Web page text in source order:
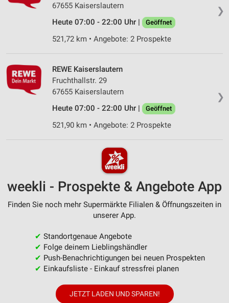
❯
67655 Kaiserslautern
Heute 07:00 - 22:00 Uhr |
Geöffnet
521,72 km • Angebote: 2 Prospekte
❯
REWE Kaiserslautern
Fruchthallstr. 29
67655 Kaiserslautern
Heute 07:00 - 22:00 Uhr |
Geöffnet
521,90 km • Angebote: 2 Prospekte
weekli - Prospekte & Angebote App
Finden Sie noch mehr Supermärkte Filialen & Öffnungszeiten in
unserer App.
✔ Standortgenaue Angebote
✔ Folge deinem Lieblingshändler
✔ Push-Benachrichtigungen bei neuen Prospekten
✔ Einkaufsliste - Einkauf stressfrei planen
JETZT LADEN UND SPAREN!